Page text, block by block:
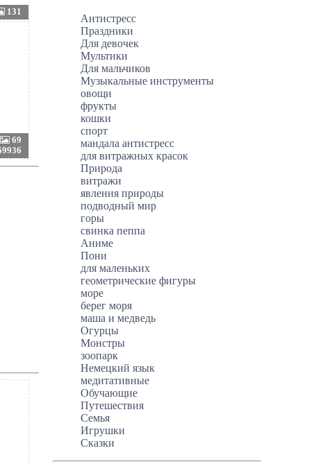
131
69
Антистресс
Праздники
Для девочек
Мультики
Для мальчиков
Музыкальные инструменты
овощи
фрукты
кошки
спорт
мандала антистресс
для витражных красок
Природа
витражи
явления природы
подводный мир
горы
свинка пеппа
Аниме
Пони
для маленьких
геометрические фигуры
море
берег моря
маша и медведь
Огурцы
Монстры
зоопарк
Немецкий язык
медитативные
Обучающие
Путешествия
Семья
Игрушки
Сказки